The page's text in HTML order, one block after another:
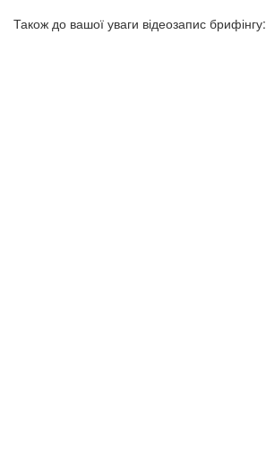
Також до вашої уваги відеозапис брифінгу: